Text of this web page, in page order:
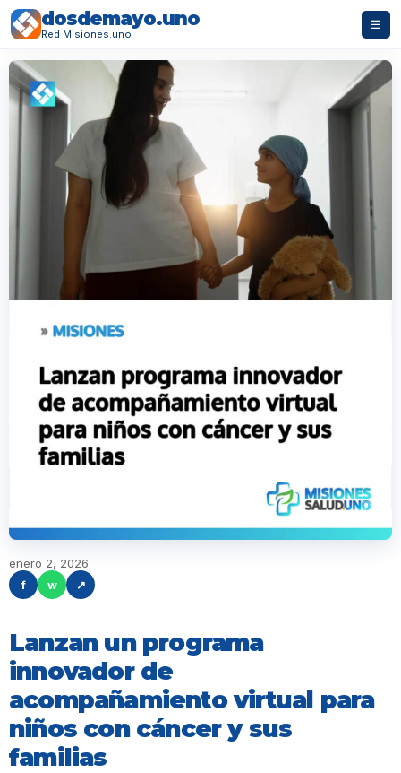
dosdemayo.uno
Red Misiones.uno
☰
enero 2, 2026
f
w ↗
Lanzan un programa
innovador de
acompañamiento virtual para
niños con cáncer y sus
familias